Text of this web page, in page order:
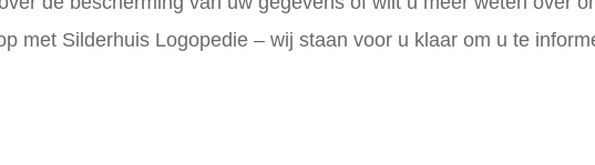
met Silderhuis Logopedie – wij staan voor u klaar om u te